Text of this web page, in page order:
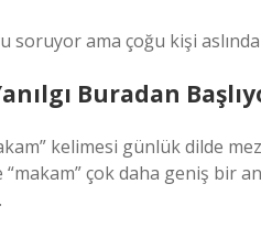
soruyor ama çoğu kişi
Buradan
kelimesi günlük dilde
çok daha geniş bir